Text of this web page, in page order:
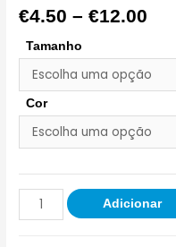
€4.50 –€12.00
Tamanho
Cor
Adicionar